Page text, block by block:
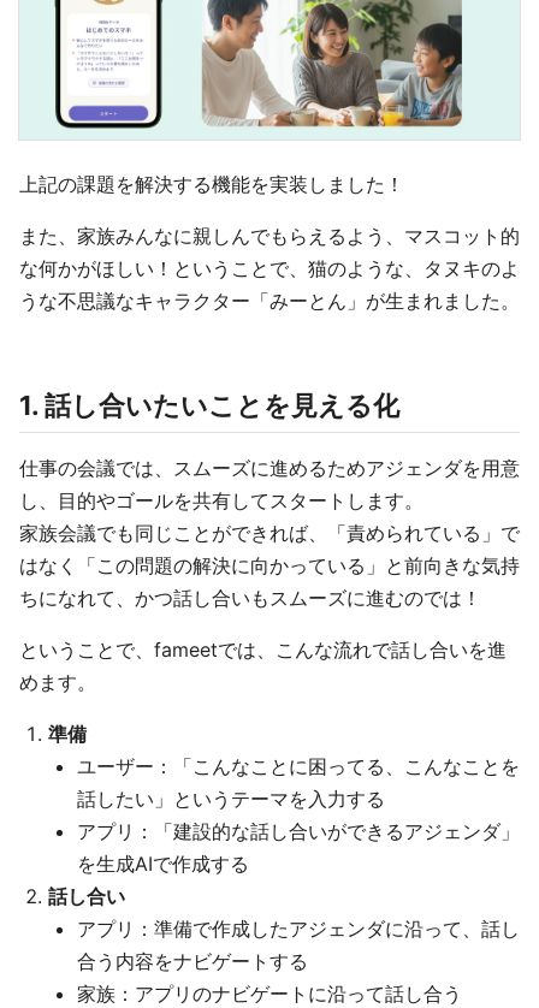
上記の課題を解決する機能を実装しました！
また、家族みんなに親しんでもらえるよう、マスコット的
な何かがほしい！ということで、猫のような、タヌキのよ
うな不思議なキャラクター「みーとん」が生まれました。
1. 話し合いたいことを見える化
仕事の会議では、スムーズに進めるためアジェンダを用意
し、目的やゴールを共有してスタートします。
家族会議でも同じことができれば、「責められている」で
はなく「この問題の解決に向かっている」と前向きな気持
ちになれて、かつ話し合いもスムーズに進むのでは！
ということで、fameetでは、こんな流れで話し合いを進
めます。
準備
ユーザー：「こんなことに困ってる、こんなことを
話したい」というテーマを入力する
アプリ：「建設的な話し合いができるアジェンダ」
を生成AIで作成する
話し合い
アプリ：準備で作成したアジェンダに沿って、話し
合う内容をナビゲートする
家族：アプリのナビゲートに沿って話し合う